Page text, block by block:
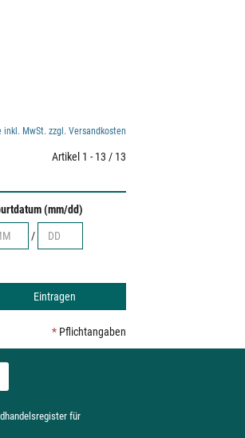
inkl. MwSt. zzgl. Versandkosten
Artikel 1 - 13 / 13
(mm/dd)
/
*Pflichtangaben
für